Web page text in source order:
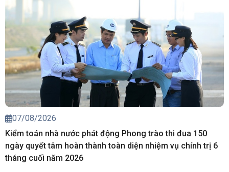
07/08/2026
Kiểm toán nhà nước phát động Phong trào thi đua 150
ngày quyết tâm hoàn thành toàn diện nhiệm vụ chính trị 6
tháng cuối năm 2026